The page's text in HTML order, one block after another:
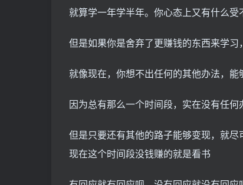
就算学一年学半年。你心态上又有什么
但是如果你是舍弃了更赚钱的东西来学
就像现在，你想不出任何的其他办法，
因为总有那么一个时间段，实在没有任
但是只要还有其他的路子能够变现，就
现在这个时间段没钱赚的就是看书